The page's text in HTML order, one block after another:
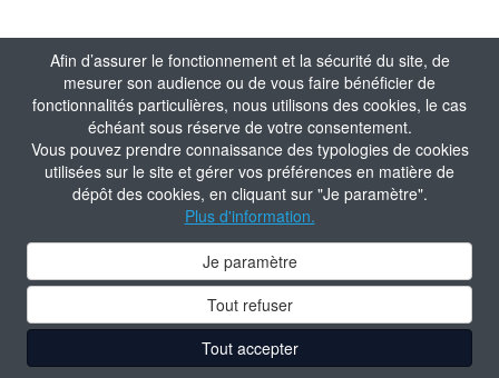
Afin d’assurer le fonctionnement et la sécurité du site, de
mesurer son audience ou de vous faire bénéficier de
fonctionnalités particulières, nous utilisons des cookies, le cas
échéant sous réserve de votre consentement.
Vous pouvez prendre connaissance des typologies de cookies
utilisées sur le site et gérer vos préférences en matière de
dépôt des cookies, en cliquant sur "Je paramètre".
Plus d'information.
Je paramètre
Tout refuser
Tout accepter